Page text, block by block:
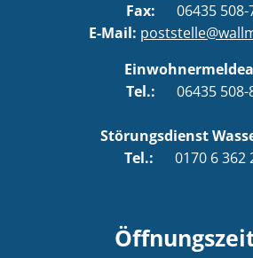
Fax: 06435 508-
E-Mail:
Tel.: 06435 508-
Störungsdienst
Tel.: 0170 6 362